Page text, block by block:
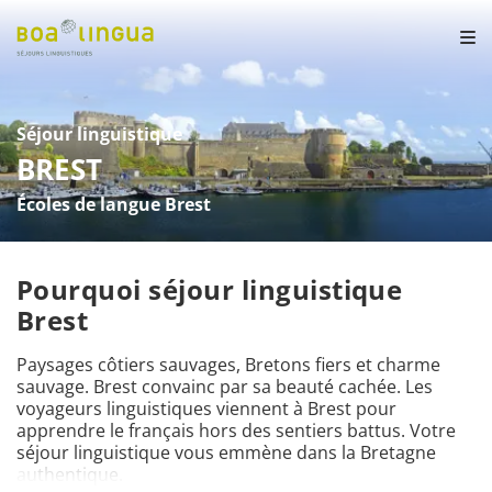
Séjour linguistique
BREST
Écoles de langue Brest
Pourquoi séjour linguistique
Brest
Paysages côtiers sauvages, Bretons fiers et charme
sauvage. Brest convainc par sa beauté cachée. Les
voyageurs linguistiques viennent à Brest pour
apprendre le français hors des sentiers battus. Votre
séjour linguistique vous emmène dans la Bretagne
authentique.